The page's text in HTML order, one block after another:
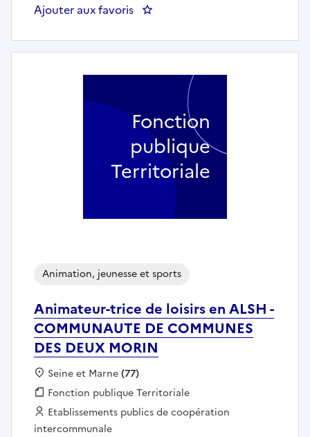
Ajouter aux favoris : animateur ALSH -
Animateur-trice de loisirs en ALSH -
COMMUNAUTE DE COMMUNES
DES DEUX MORIN
Animation, jeunesse et sports
Localisation :
Seine et Marne(77)
Fonction publique :
Fonction publique Territoriale
Employeur :
Etablissements publics de coopération
intercommunale
Fonction
publique
Territoriale